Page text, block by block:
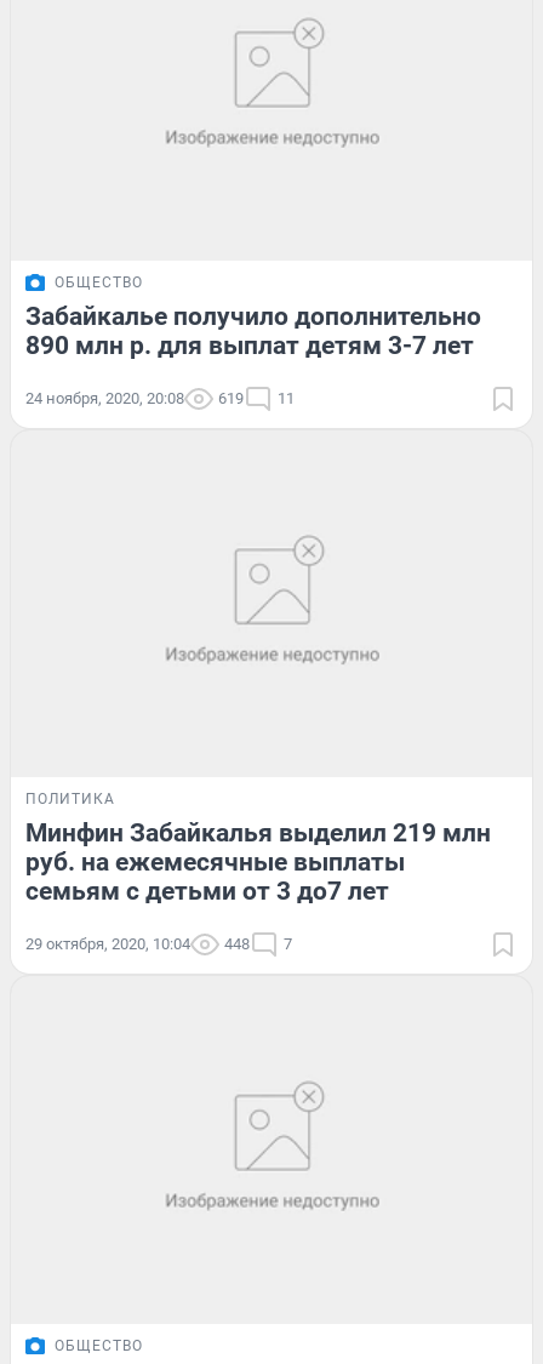
ОБЩЕСТВО
Забайкалье получило дополнительно
890 млн р. для выплат детям 3-7 лет
24 ноября, 2020, 20:08 619 11
ПОЛИТИКА
Минфин Забайкалья выделил 219 млн
руб. на ежемесячные выплаты
семьям с детьми от 3 до7 лет
29 октября, 2020, 10:04 448 7
ОБЩЕСТВО